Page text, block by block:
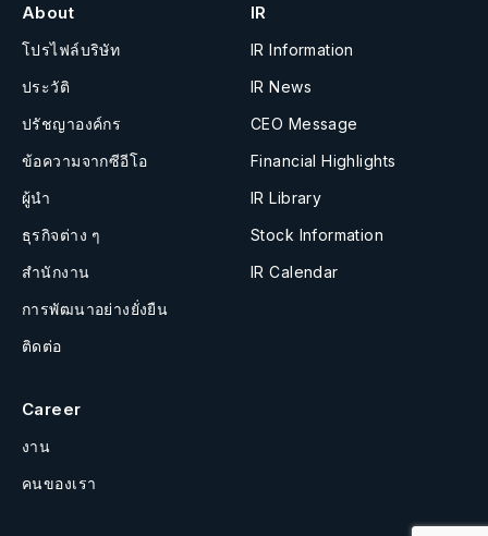
About
โปรไฟล์บริษัท
ประวัติ
ปรัชญาองค์กร
ข้อความจากซีอีโอ
ผู้นำ
ธุรกิจต่าง ๆ
สำนักงาน
การพัฒนาอย่างยั่งยืน
ติดต่อ
IR
IR Information
IR News
CEO Message
Financial Highlights
IR Library
Stock Information
IR Calendar
Career
งาน
คนของเรา